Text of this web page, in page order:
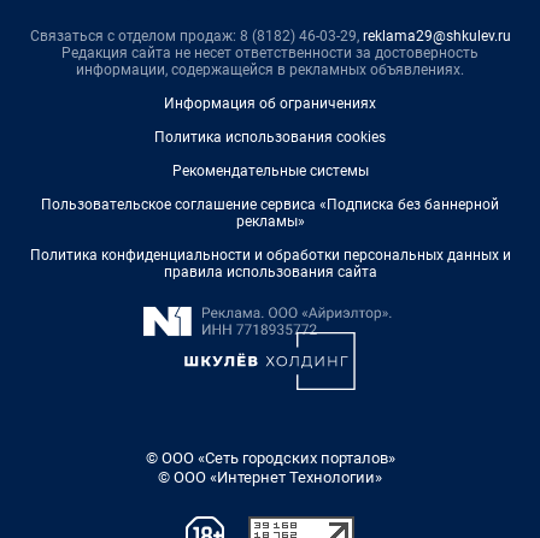
Связаться с отделом продаж: 8 (8182) 46-03-29, reklama29@shkulev.ru
Редакция сайта не несет ответственности за достоверность
информации, содержащейся в рекламных объявлениях.
Информация об ограничениях
Политика использования cookies
Рекомендательные системы
Пользовательское соглашение сервиса «Подписка без баннерной
рекламы»
Политика конфиденциальности и обработки персональных данных и
правила использования сайта
© ООО «Сеть городских порталов»
© ООО «Интернет Технологии»